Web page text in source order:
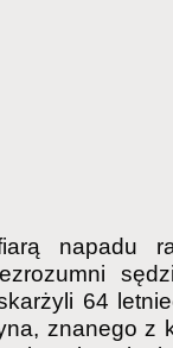
napadu
64
znanego z